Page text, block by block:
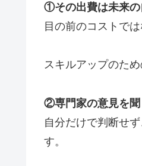
①その出費は未来の
目の前のコストで
スキルアップのた
②専門家の意見を聞
自分だけで判断せ
す。